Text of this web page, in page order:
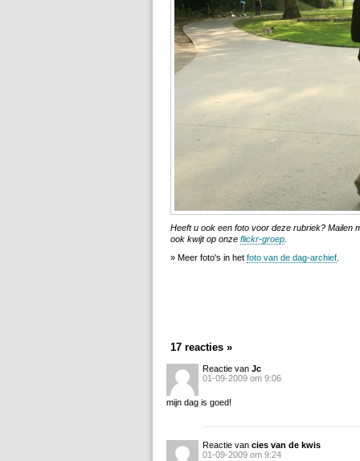
Heeft u ook een foto voor deze rubriek? Mailen
ook kwijt op onze flickr-groep
» Meer foto's in het foto van de dag-archief
17 reacties »
Reactie van Jc
01-09-2009 om 9:06
mijn dag is goed!
Reactie van cies van de kwis
01-09-2009 om 9:24